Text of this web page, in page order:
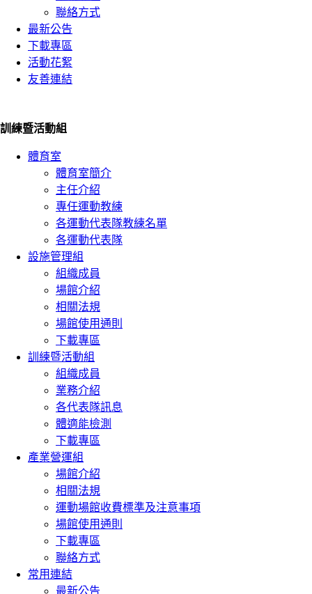
聯絡方式
最新公告
下載專區
活動花絮
友善連結
訓練暨活動組
體育室
體育室簡介
主任介紹
專任運動教練
各運動代表隊教練名單
各運動代表隊
設施管理組
組織成員
場館介紹
相關法規
場館使用通則
下載專區
訓練暨活動組
組織成員
業務介紹
各代表隊訊息
體適能檢測
下載專區
產業營運組
場館介紹
相關法規
運動場館收費標準及注意事項
場館使用通則
下載專區
聯絡方式
常用連結
最新公告